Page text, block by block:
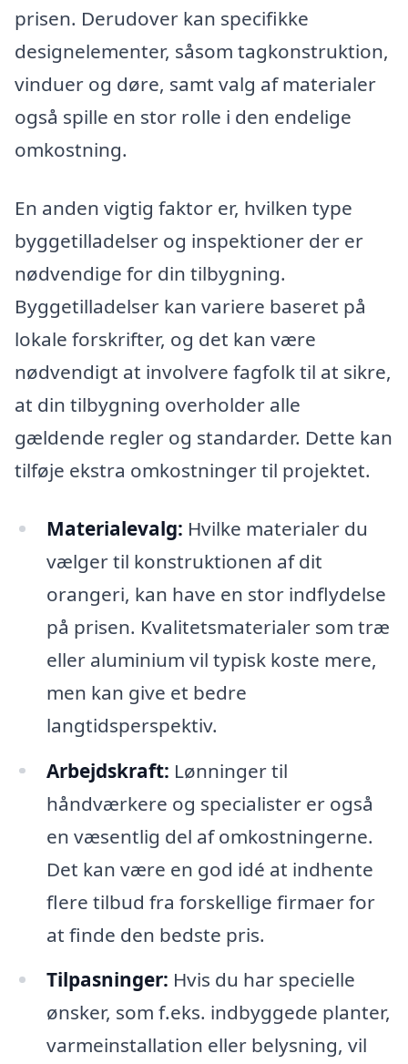
prisen. Derudover kan specifikke
designelementer, såsom tagkonstruktion,
vinduer og døre, samt valg af materialer
også spille en stor rolle i den endelige
omkostning.
En anden vigtig faktor er, hvilken type
byggetilladelser og inspektioner der er
nødvendige for din tilbygning.
Byggetilladelser kan variere baseret på
lokale forskrifter, og det kan være
nødvendigt at involvere fagfolk til at sikre,
at din tilbygning overholder alle
gældende regler og standarder. Dette kan
tilføje ekstra omkostninger til projektet.
Materialevalg: Hvilke materialer du
vælger til konstruktionen af dit
orangeri, kan have en stor indflydelse
på prisen. Kvalitetsmaterialer som træ
eller aluminium vil typisk koste mere,
men kan give et bedre
langtidsperspektiv.
Arbejdskraft: Lønninger til
håndværkere og specialister er også
en væsentlig del af omkostningerne.
Det kan være en god idé at indhente
flere tilbud fra forskellige firmaer for
at finde den bedste pris.
Tilpasninger: Hvis du har specielle
ønsker, som f.eks. indbyggede planter,
varmeinstallation eller belysning, vil